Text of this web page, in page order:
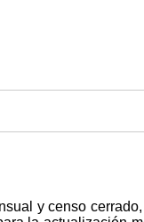
y censo